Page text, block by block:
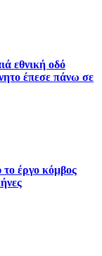
εθνική οδό
έπεσε πάνω σε
έργο κόμβος